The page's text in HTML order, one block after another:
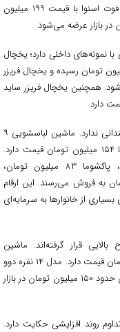
شده‌اند. همچنین یخچال فریزر ساید بای ساید ۳۸ فوت اسنوا با قیمت ۱۹۹ میلیون
داخلی دارد؛ یخچال
۳۰ فوت سامسونگ به حدود ۵۵۰ میلیون تومان رسیده و یخچال فریزر
عرضه می‌شود. همچنین یخچال فریزر ساید
وضعیت در بازار ماشین‌های لباسشویی نیز تفاوت چندانی ندارد. ماشین لباسشویی ۹
کیلوگرمی اتوماتیک ال‌جی بسته به مدل بین ۱۱۶ تا ۱۵۴ میلیون تومان قیمت دارد.
ماشین لباسشویی سامسونگ ۹۹ میلیون تومان، پاکشوما ۸۳ میلیون تومان،
و اسنوا ۱۰۱ میلیون تومان به فروش می‌رسند. این ارقام
از خانوارها به سرمایه‌ای
قرار گرفته‌اند. ماشین
ظرفشویی ۱۵ نفره پاکشوما بین ۸۷ تا ۱۰۵ میلیون تومان قیمت دارد. مدل ۱۴ نفره دوو
۱۰۳ میلیون تومان، ال‌جی ۱۷۵ میلیون تومان و بوش حدود ۱۵۰ میلیون تومان در بازار
روند افزایشی حکایت دارد.